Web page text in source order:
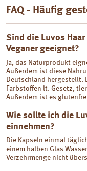
FAQ - Häufig
Sind die Luvos
Veganer geeignet?
Ja, das Naturprodukt
Außerdem ist diese
Deutschland hergestellt.
Farbstoffen lt. Gesetz,
Außerdem ist es
Wie sollte ich die
einnehmen?
Die Kapseln einmal
einem halben Glas
Verzehrmenge nicht